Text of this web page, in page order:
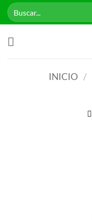
Saltar
Buscar
por:
INICIO /